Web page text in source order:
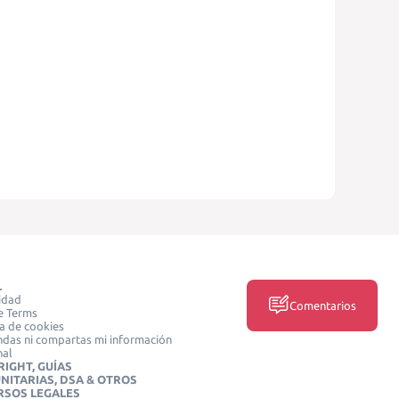
Terms
de cookies
ni compartas mi información
GUÍAS
DSA & OTROS
LEGALES
Comentarios